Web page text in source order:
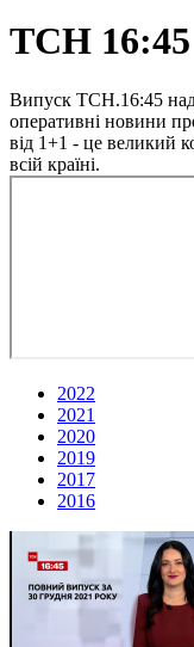
ТСН 16:45
Випуск ТСН.16:45
оперативні новини
від 1+1 - це великий
всій країні.
2022
2021
2020
2019
2017
2016